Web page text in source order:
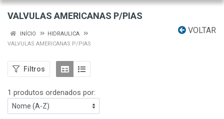
VALVULAS AMERICANAS P/PIAS
VOLTAR
INÍCIO
HIDRAULICA
VALVULAS AMERICANAS P/PIAS
Filtros
1 produtos ordenados por: